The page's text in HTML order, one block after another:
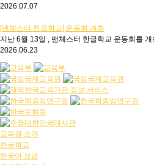
2026.07.07
[맨체스터 한글학교] 운동회 개최
지난 6월 13일 , 맨체스터 한글학교 운동회를
2026.06.23
교육원 소개
한글학교
한국어 보급